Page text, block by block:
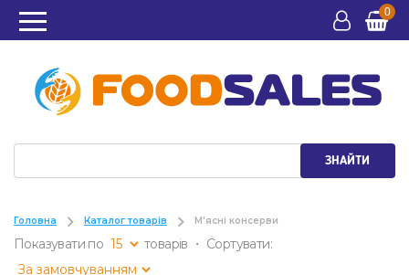
0
ЗНАЙТИ
Головна Каталог товарів М'ясні консерви
Показувати по товарів ・ Сортувати: